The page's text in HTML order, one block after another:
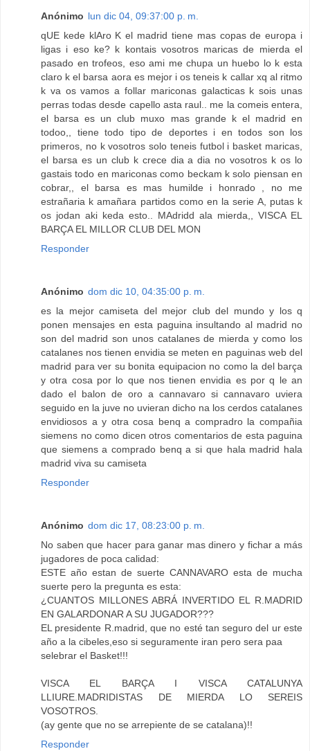
Anónimo lun dic 04, 09:37:00 p. m.
qUE kede klAro K el madrid tiene mas copas de europa i
ligas i eso ke? k kontais vosotros maricas de mierda el
pasado en trofeos, eso ami me chupa un huebo lo k esta
claro k el barsa aora es mejor i os teneis k callar xq al ritmo
k va os vamos a follar mariconas galacticas k sois unas
perras todas desde capello asta raul.. me la comeis entera,
el barsa es un club muxo mas grande k el madrid en
todoo,, tiene todo tipo de deportes i en todos son los
primeros, no k vosotros solo teneis futbol i basket maricas,
el barsa es un club k crece dia a dia no vosotros k os lo
gastais todo en mariconas como beckam k solo piensan en
cobrar,, el barsa es mas humilde i honrado , no me
estrañaria k amañara partidos como en la serie A, putas k
os jodan aki keda esto.. MAdridd ala mierda,, VISCA EL
BARÇA EL MILLOR CLUB DEL MON
Responder
Anónimo dom dic 10, 04:35:00 p. m.
es la mejor camiseta del mejor club del mundo y los q
ponen mensajes en esta paguina insultando al madrid no
son del madrid son unos catalanes de mierda y como los
catalanes nos tienen envidia se meten en paguinas web del
madrid para ver su bonita equipacion no como la del barça
y otra cosa por lo que nos tienen envidia es por q le an
dado el balon de oro a cannavaro si cannavaro uviera
seguido en la juve no uvieran dicho na los cerdos catalanes
envidiosos a y otra cosa benq a compradro la compañia
siemens no como dicen otros comentarios de esta paguina
que siemens a comprado benq a si que hala madrid hala
madrid viva su camiseta
Responder
Anónimo dom dic 17, 08:23:00 p. m.
No saben que hacer para ganar mas dinero y fichar a más
jugadores de poca calidad:
ESTE año estan de suerte CANNAVARO esta de mucha
suerte pero la pregunta es esta:
¿CUANTOS MILLONES ABRÁ INVERTIDO EL R.MADRID
EN GALARDONAR A SU JUGADOR???
EL presidente R.madrid, que no esté tan seguro del ur este
año a la cibeles,eso si seguramente iran pero sera paa
selebrar el Basket!!!
VISCA EL BARÇA I VISCA CATALUNYA
LLIURE.MADRIDISTAS DE MIERDA LO SEREIS
VOSOTROS.
(ay gente que no se arrepiente de se catalana)!!
Responder